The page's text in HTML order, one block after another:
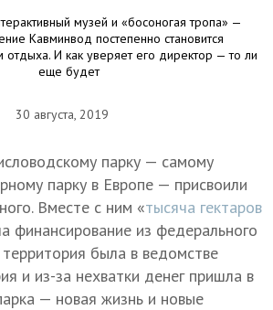
музей и «босоногая тропа» —
Кавминвод постепенно становится
И как уверяет его директор — то ли
еще будет
30 августа, 2019
парку — самому
парку в Европе — присвоили
Вместе с ним «тысяча гектаров
финансирование из федерального
была в ведомстве
и из-за нехватки денег пришла в
— новая жизнь и новые